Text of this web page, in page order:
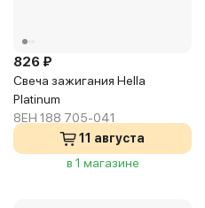
826 ₽
Свеча зажигания Hella
Platinum
8EH 188 705-041
11 августа
в 1 магазине